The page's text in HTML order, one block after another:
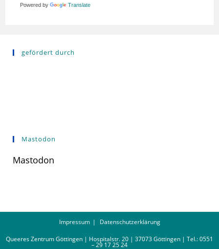
Powered by Translate
gefördert durch
Mastodon
Mastodon
Impressum Datenschutzerklärung
Queeres Zentrum Göttingen | Hospitalstr. 20 | 37073 Göttingen | Tel.: 0551
– 29 17 25 24